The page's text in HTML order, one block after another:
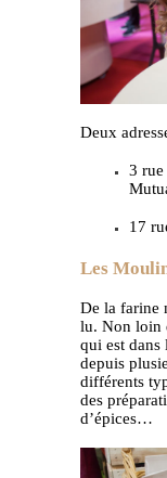
Deux
3
17
Les
De la farine
lu. Non loin
qui est
depuis
différents
des
d’épices…